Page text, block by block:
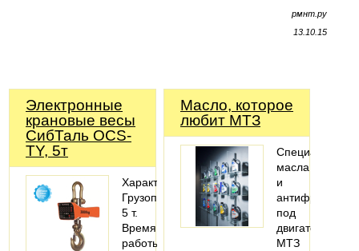
рмнт.ру
13.10.15
Электронные
крановые весы
СибТаль OCS-
TY, 5т
Характеристики:
Грузоподъемность:
5 т.
Время
работы
Масло, которое
любит МТЗ
Специальные
масла
и
антифризы
под
двигатели
МТЗ